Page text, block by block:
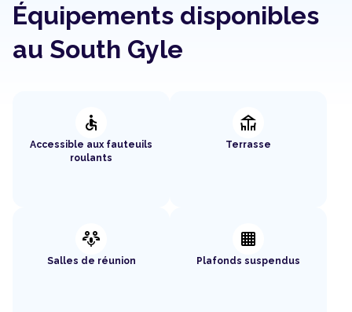
Équipements disponibles
au South Gyle
accessible
Accessible aux fauteuils
roulants
deck
Terrasse
adaptive_audio_mic
Salles de réunion
background_grid_small
Plafonds suspendus